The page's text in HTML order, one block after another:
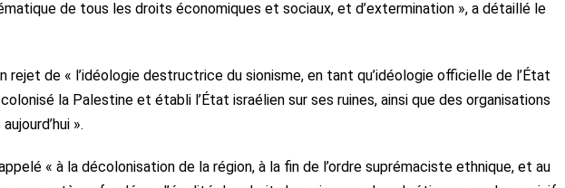
de tous les droits économiques et sociaux, et d’extermination », a détaillé le
rejet de « l’idéologie destructrice du sionisme, en tant qu’idéologie officielle de l’État
la Palestine et établi l’État israélien sur ses ruines, ainsi que des organisations
».
« à la décolonisation de la région, à la fin de l’ordre suprémaciste ethnique, et au